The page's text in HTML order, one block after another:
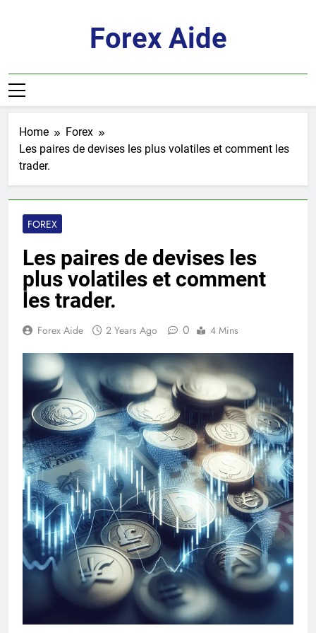
Forex Aide
Home
Forex
Les paires de devises les plus volatiles et comment les
trader.
FOREX
Les paires de devises les
plus volatiles et comment
les trader.
Forex Aide 2 Years Ago 0 4 Mins